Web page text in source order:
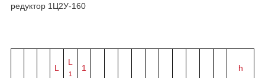
редуктор 1Ц2У-160
L
L
1
1 h